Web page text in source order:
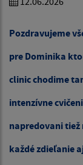
Pozdravujeme
pre Dominika
clinic chodime
intenzívne
napredovani
každé zdieľanie